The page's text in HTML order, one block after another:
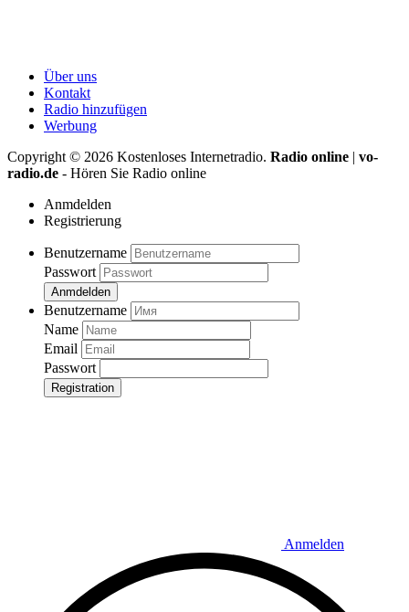
Über uns
Kontakt
Radio hinzufügen
Werbung
Copyright © 2026 Kostenloses Internetradio. Radio online | vo-
radio.de - Hören Sie Radio online
Anmdelden
Registrierung
Benutzername
Passwort
Anmdelden
Benutzername
Name
Email
Passwort
Registration
Anmelden